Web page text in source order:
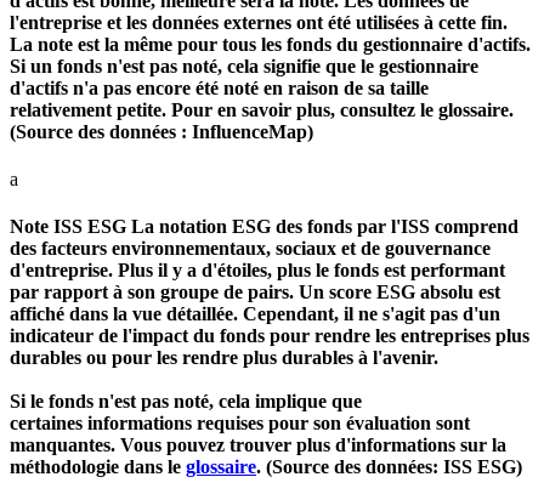
l'entreprise et les données externes ont été utilisées à cette fin.
La note est la même pour tous les fonds du gestionnaire d'actifs.
Si un fonds n'est pas noté, cela signifie que le gestionnaire
d'actifs n'a pas encore été noté en raison de sa taille
relativement petite. Pour en savoir plus, consultez le glossaire.
(Source des données : InfluenceMap)
a
Note ISS ESG La notation ESG des fonds par l'ISS comprend
des facteurs environnementaux, sociaux et de gouvernance
d'entreprise. Plus il y a d'étoiles, plus le fonds est performant
par rapport à son groupe de pairs. Un score ESG absolu est
affiché dans la vue détaillée. Cependant, il ne s'agit pas d'un
indicateur de l'impact du fonds pour rendre les entreprises plus
durables ou pour les rendre plus durables à l'avenir.
Si le fonds n'est pas noté, cela implique que
certaines informations requises pour son évaluation sont
manquantes. Vous pouvez trouver plus d'informations sur la
méthodologie dans le glossaire. (Source des données: ISS ESG)